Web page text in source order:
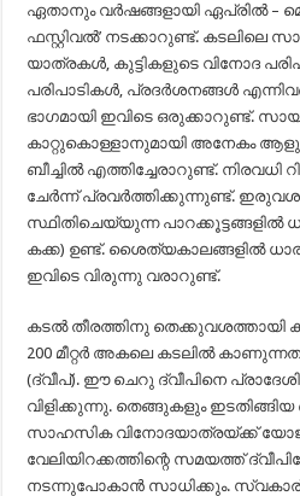
ഏതാനും വർഷങ്ങളായി ഏപ്രിൽ –
ഫസ്റ്റിവൽ’ നടക്കാറുണ്ട്. കടലിലെ
യാത്രകൾ, കുട്ടികളുടെ വിനോദ
പരിപാടികൾ, പ്രദർശനങ്ങൾ
ഭാഗമായി ഇവിടെ ഒരുക്കാറുണ്ട്.
കാറ്റുകൊള്ളാനുമായി അനേകം
ബീച്ചിൽ എത്തിച്ചേരാറുണ്ട്. നിരവധി
ചേർന്ന് പ്രവർത്തിക്കുന്നുണ്ട്.
സ്ഥിതിചെയ്യുന്ന പാറക്കൂട്ടങ്ങളിൽ
കക്ക) ഉണ്ട്. ശൈത്യകാലങ്ങളിൽ
ഇവിടെ വിരുന്നു വരാറുണ്ട്.
കടൽ തീരത്തിനു തെക്കുവശത്തായി
200 മീറ്റർ അകലെ കടലിൽ
(ദ്വീപ്). ഈ ചെറു ദ്വീപിനെ
വിളിക്കുന്നു. തെങ്ങുകളും
സാഹസിക വിനോദയാത്രയ്ക്ക്
വേലിയിറക്കത്തിന്റെ സമയത്ത്
നടന്നുപോകാൻ സാധിക്കും.